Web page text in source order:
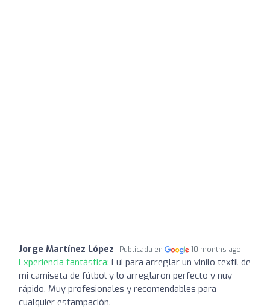
Jorge Martínez López Publicada en 10 months ago
Experiencia fantástica: Fui para arreglar un vinilo textil de
mi camiseta de fútbol y lo arreglaron perfecto y nuy
rápido. Muy profesionales y recomendables para
cualquier estampación.